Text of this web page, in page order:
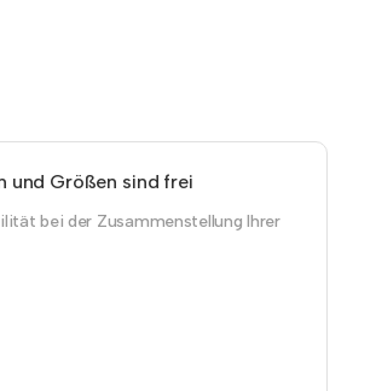
und Größen sind frei
bei der Zusammenstellung Ihrer